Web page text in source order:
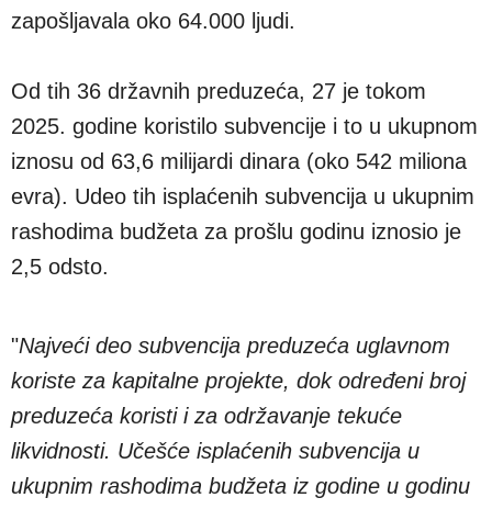
zapošljavala oko 64.000 ljudi.
Od tih 36 državnih preduzeća, 27 je tokom
2025. godine koristilo subvencije i to u ukupnom
iznosu od 63,6 milijardi dinara (oko 542 miliona
evra). Udeo tih isplaćenih subvencija u ukupnim
rashodima budžeta za prošlu godinu iznosio je
2,5 odsto.
"Najveći deo subvencija preduzeća uglavnom
koriste za kapitalne projekte, dok određeni broj
preduzeća koristi i za održavanje tekuće
likvidnosti. Učešće isplaćenih subvencija u
ukupnim rashodima budžeta iz godine u godinu